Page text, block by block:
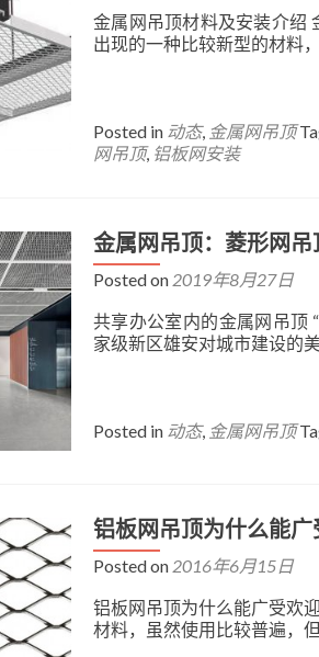
金属网吊顶材料及安装介绍
出现的一种比较新型的材料
Posted in 动态, 金属网吊顶
网吊顶, 铝板网安装
金属网吊顶：菱形网吊
Posted on 2019年8月27日
共享办公室内的金属网吊顶
家级新区雄安对城市建设的
Posted in 动态, 金属网吊顶
铝板网吊顶为什么能广
Posted on 2016年6月15日
铝板网吊顶为什么能广受欢
材料，虽然使用比较普遍，